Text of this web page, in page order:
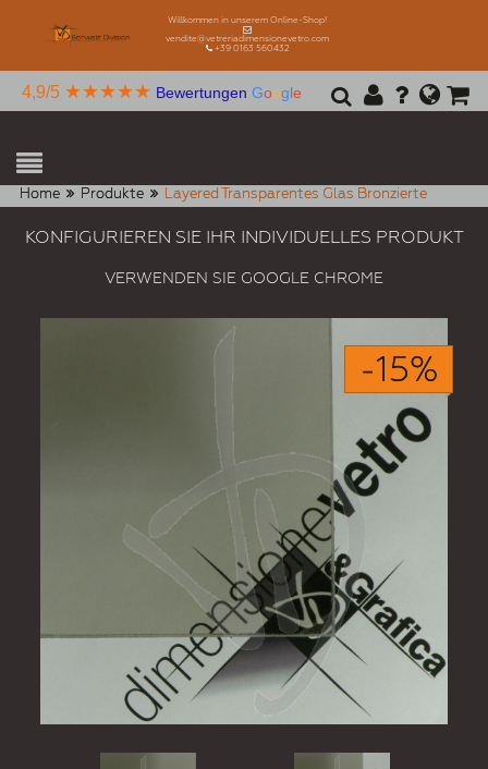
Willkommen in unserem Online-Shop!
vendite@vetreriadimensionevetro.com
+39 0163 560432
4,9/5 ★★★★★ Bewertungen Google
Home Produkte Layered Transparentes Glas Bronzierte
KONFIGURIEREN SIE IHR INDIVIDUELLES PRODUKT
VERWENDEN SIE GOOGLE CHROME
-15%